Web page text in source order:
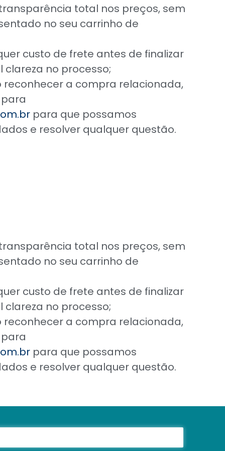
total nos preços, sem
no seu carrinho de
custo de frete antes de finalizar
no processo;
a compra relacionada,
para que possamos
e resolver qualquer questão.
total nos preços, sem
no seu carrinho de
custo de frete antes de finalizar
no processo;
a compra relacionada,
para que possamos
e resolver qualquer questão.